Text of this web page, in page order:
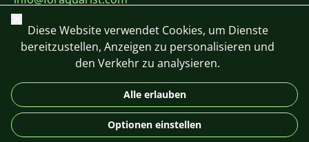
+420 603 449 602
DE
© 2026 For Aquarist
Schließen
Diese Website verwendet Cookies, um Dienste
bereitzustellen, Anzeigen zu personalisieren und
den Verkehr zu analysieren.
Alle erlauben
Optionen einstellen